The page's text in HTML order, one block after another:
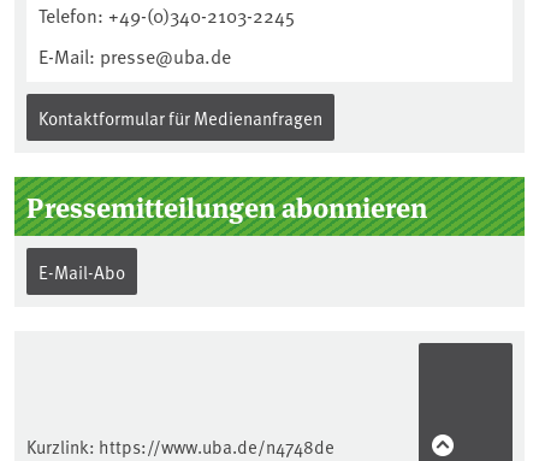
Telefon: +49-(0)340-2103-2245
E-Mail: presse@uba.de
Kontaktformular für Medienanfragen
Pressemitteilungen abonnieren
E-Mail-Abo
Kurzlink: https://www.uba.de/n4748de